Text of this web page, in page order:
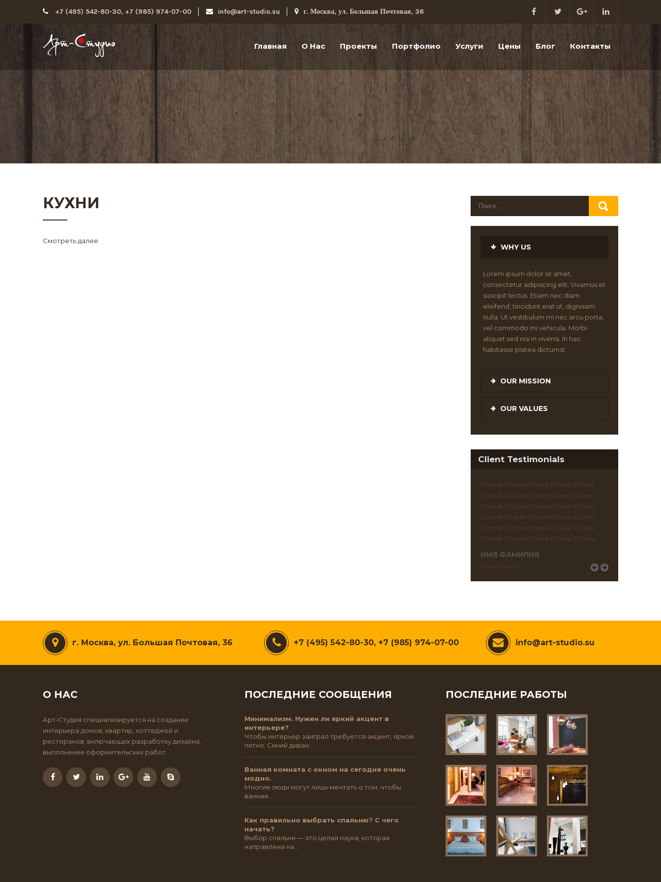
+7 (495) 542-80-30, +7 (985) 974-07-00 info@art-studio.su г. Москва, ул. Большая Почтовая, 36
Главная О Нас Проекты Портфолио Услуги Цены Блог Контакты
КУХНИ
Смотреть далее
WHY US
Lorem ipsum dolor sit amet,
consectetur adipiscing elit. Vivamus et
suscipit lectus. Etiam nec diam
eleifend, tincidunt erat ut, dignissim
nulla. Ut vestibulum mi nec arcu porta,
vel commodo mi vehicula. Morbi
aliquet sed nisi in viverra. In hac
habitasse platea dictumst.
OUR MISSION
OUR VALUES
Client Testimonials
ИМЯ ФАМИЛИЯ
г. Москва, ул. Большая Почтовая, 36 +7 (495) 542-80-30, +7 (985) 974-07-00 info@art-studio.su
О НАС
Арт-Студия специализируется на создании
интерьера домов, квартир, коттеджей и
ресторанов, включающих разработку дизайна,
выполнение оформительских работ.
ПОСЛЕДНИЕ СООБЩЕНИЯ
Минимализм. Нужен ли яркий акцент в
интерьере?
Чтобы интерьер заиграл требуется акцент, яркое
пятно. Синий диван…
Ванная комната с окном на сегодня очень
модно.
Многие люди могут лишь мечтать о том, чтобы
ванная…
Как правильно выбрать спальню? С чего
начать?
Выбор спальни — это целая наука, которая
направлена на…
ПОСЛЕДНИЕ РАБОТЫ